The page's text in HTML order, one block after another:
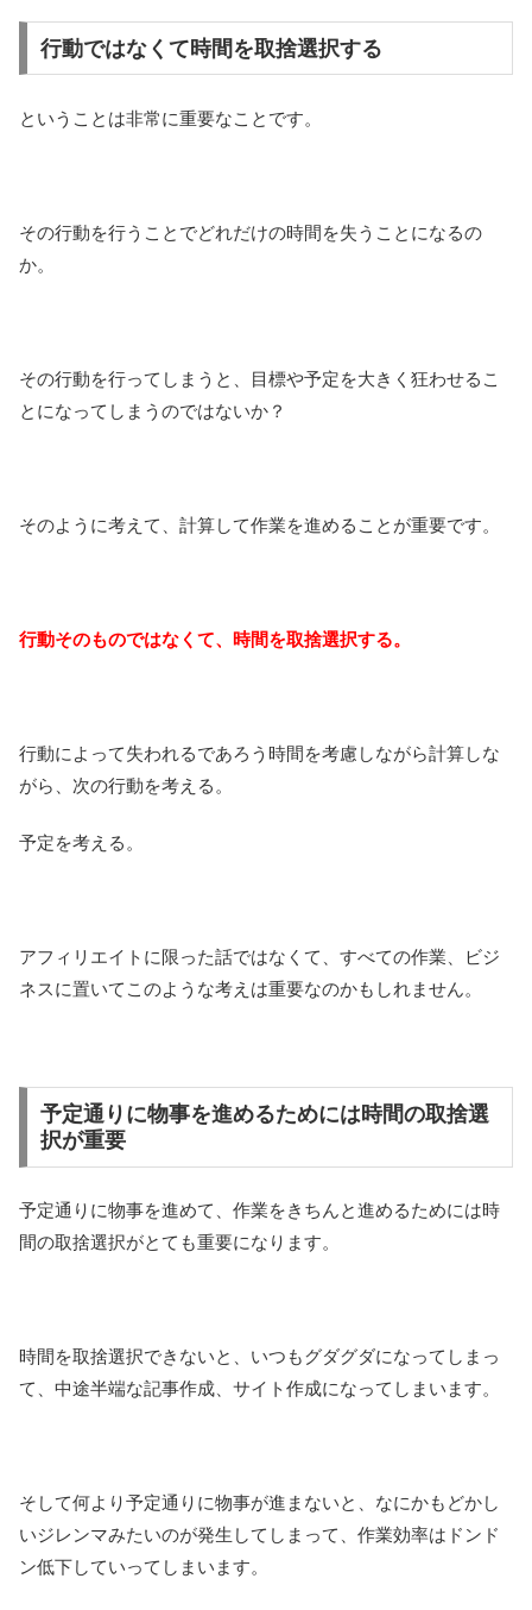
行動ではなくて時間を取捨選択する
ということは非常に重要なことです。
その行動を行うことでどれだけの時間を失うことになるの
か。
その行動を行ってしまうと、目標や予定を大きく狂わせるこ
とになってしまうのではないか？
そのように考えて、計算して作業を進めることが重要です。
行動そのものではなくて、時間を取捨選択する。
行動によって失われるであろう時間を考慮しながら計算しな
がら、次の行動を考える。
予定を考える。
アフィリエイトに限った話ではなくて、すべての作業、ビジ
ネスに置いてこのような考えは重要なのかもしれません。
予定通りに物事を進めるためには時間の取捨選
択が重要
予定通りに物事を進めて、作業をきちんと進めるためには時
間の取捨選択がとても重要になります。
時間を取捨選択できないと、いつもグダグダになってしまっ
て、中途半端な記事作成、サイト作成になってしまいます。
そして何より予定通りに物事が進まないと、なにかもどかし
いジレンマみたいのが発生してしまって、作業効率はドンド
ン低下していってしまいます。